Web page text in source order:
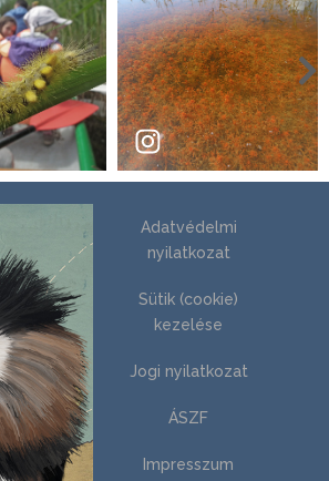
Adatvédelmi
nyilatkozat
Sütik (cookie)
kezelése
Jogi nyilatkozat
ÁSZF
Impresszum